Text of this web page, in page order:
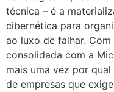
técnica – é a
cibernética para
ao luxo de falhar.
consolidada com a
mais uma vez por
de empresas que